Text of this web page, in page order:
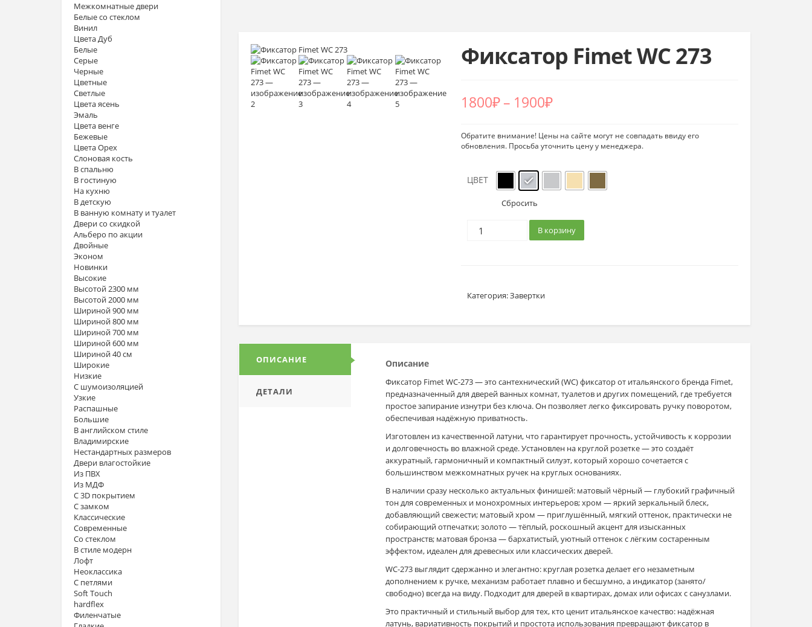
Межкомнатные двери
Белые со стеклом
Винил
Цвета Дуб
Белые
Серые
Черные
Цветные
Светлые
Цвета ясень
Эмаль
Цвета венге
Бежевые
Цвета Орех
Слоновая кость
В спальню
В гостиную
На кухню
В детскую
В ванную комнату и туалет
Двери со скидкой
Альберо по акции
Двойные
Эконом
Новинки
Высокие
Высотой 2300 мм
Высотой 2000 мм
Шириной 900 мм
Шириной 800 мм
Шириной 700 мм
Шириной 600 мм
Шириной 40 см
Широкие
Низкие
С шумоизоляцией
Узкие
Распашные
Большие
В английском стиле
Владимирские
Нестандартных размеров
Двери влагостойкие
Из ПВХ
Из МДФ
С 3D покрытием
С замком
Классические
Современные
Со стеклом
В стиле модерн
Лофт
Неоклассика
С петлями
Soft Touch
hardflex
Филенчатые
Фиксатор Fimet WC 273
1800₽– 1900₽
1800₽
1900₽
Обратите внимание! Цены на сайте могут не совпадать ввиду его
обновления. Просьба уточнить цену у менеджера.
ЦВЕТ
Сбросить
В корзину
Категория:Завертки
ОПИСАНИЕ
ДЕТАЛИ
Описание
Фиксатор Fimet WC-273 — это сантехнический (WC) фиксатор от итальянского бренда Fimet,
предназначенный для дверей ванных комнат, туалетов и других помещений, где требуется
простое запирание изнутри без ключа. Он позволяет легко фиксировать ручку поворотом,
обеспечивая надёжную приватность.
Изготовлен из качественной латуни, что гарантирует прочность, устойчивость к коррозии
и долговечность во влажной среде. Установлен на круглой розетке — это создаёт
аккуратный, гармоничный и компактный силуэт, который хорошо сочетается с
большинством межкомнатных ручек на круглых основаниях.
В наличии сразу несколько актуальных финишей: матовый чёрный — глубокий графичный
тон для современных и монохромных интерьеров; хром — яркий зеркальный блеск,
добавляющий свежести; матовый хром — приглушённый, мягкий оттенок, практически не
собирающий отпечатки; золото — тёплый, роскошный акцент для изысканных
пространств; матовая бронза — бархатистый, уютный оттенок с лёгким состаренным
эффектом, идеален для древесных или классических дверей.
WC-273 выглядит сдержанно и элегантно: круглая розетка делает его незаметным
дополнением к ручке, механизм работает плавно и бесшумно, а индикатор (занято/
свободно) всегда на виду. Подходит для дверей в квартирах, домах или офисах с санузлами.
Это практичный и стильный выбор для тех, кто ценит итальянское качество: надёжная
латунь, вариативность покрытий и простота использования превращают фиксатор в